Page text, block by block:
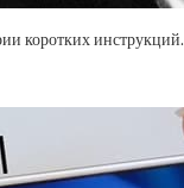
коротких инструкций.